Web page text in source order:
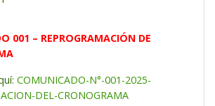
001 – REPROGRAMACIÓN DE
COMUNICADO-N°-001-2025-
DEL-CRONOGRAMA